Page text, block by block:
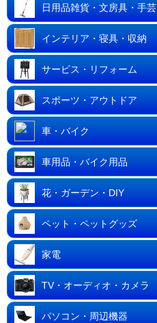
日用品雑貨・文房具・手芸
インテリア・寝具・収納
サービス・リフォーム
スポーツ・アウトドア
車・バイク
車用品・バイク用品
花・ガーデン・DIY
ペット・ペットグッズ
家電
TV・オーディオ・カメラ
パソコン・周辺機器